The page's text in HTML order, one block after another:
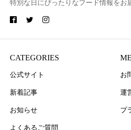
特別な日にぴったりなフード情報をお
CATEGORIES
公式サイト
新着記事
お知らせ
よくあるご質問
お
運
プ